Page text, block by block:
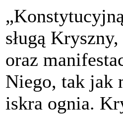
sługą
oraz
Niego, tak jak
iskra ognia.